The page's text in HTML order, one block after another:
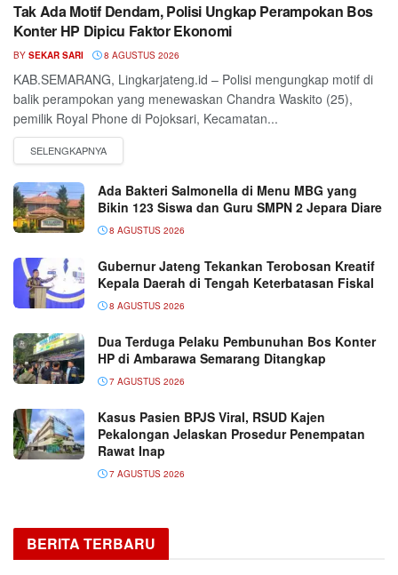
Tak Ada Motif Dendam, Polisi Ungkap Perampokan Bos
Konter HP Dipicu Faktor Ekonomi
BY SEKAR SARI 8 AGUSTUS 2026
KAB.SEMARANG, Lingkarjateng.id – Polisi mengungkap motif di
balik perampokan yang menewaskan Chandra Waskito (25),
pemilik Royal Phone di Pojoksari, Kecamatan...
Ada Bakteri Salmonella di Menu MBG yang
Bikin 123 Siswa dan Guru SMPN 2 Jepara Diare
8 AGUSTUS 2026
Gubernur Jateng Tekankan Terobosan Kreatif
Kepala Daerah di Tengah Keterbatasan Fiskal
8 AGUSTUS 2026
Dua Terduga Pelaku Pembunuhan Bos Konter
HP di Ambarawa Semarang Ditangkap
7 AGUSTUS 2026
Kasus Pasien BPJS Viral, RSUD Kajen
Pekalongan Jelaskan Prosedur Penempatan
Rawat Inap
7 AGUSTUS 2026
BERITA TERBARU